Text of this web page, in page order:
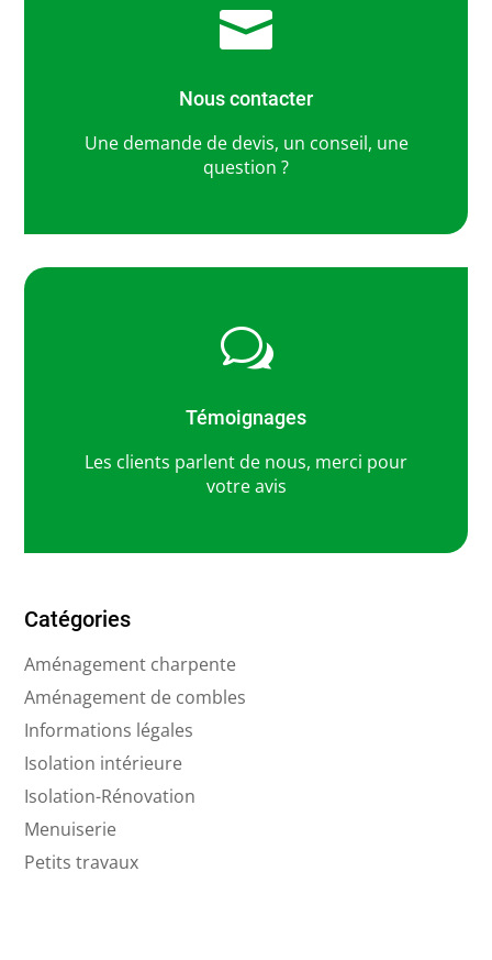

Nous contacter
Une demande de devis, un conseil, une
question ?
w
Témoignages
Les clients parlent de nous, merci pour
votre avis
Catégories
Aménagement charpente
Aménagement de combles
Informations légales
Isolation intérieure
Isolation-Rénovation
Menuiserie
Petits travaux